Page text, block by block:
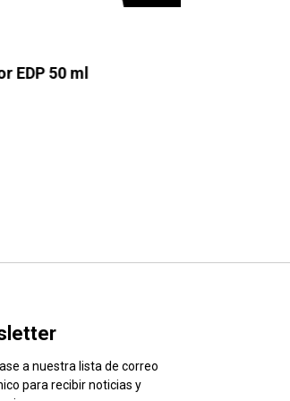
50 ml
a nuestra lista de correo
para recibir noticias y